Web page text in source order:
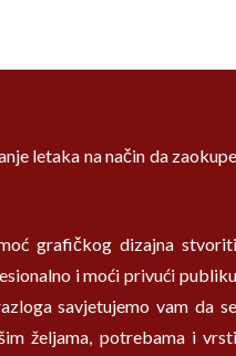
letaka na način da zaokupe
grafičkog dizajna stvoriti
i moći privući publiku
savjetujemo vam da se
željama, potrebama i vrsti